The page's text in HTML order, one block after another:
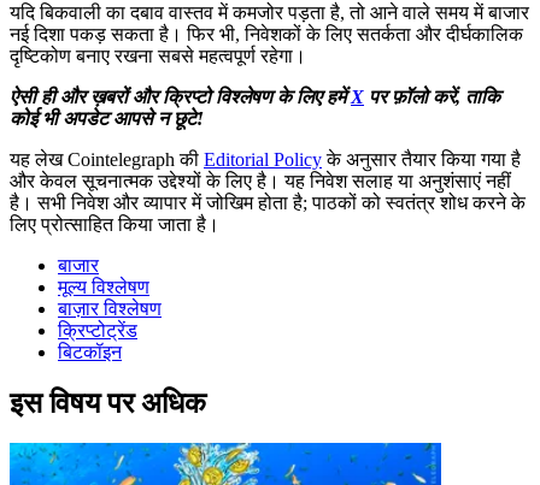
यदि बिकवाली का दबाव वास्तव में कमजोर पड़ता है, तो आने वाले समय में बाजार
नई दिशा पकड़ सकता है। फिर भी, निवेशकों के लिए सतर्कता और दीर्घकालिक
दृष्टिकोण बनाए रखना सबसे महत्वपूर्ण रहेगा।
ऐसी ही और ख़बरों और क्रिप्टो विश्लेषण के लिए हमेंX पर फ़ॉलो करें, ताकि
कोई भी अपडेट आपसे न छूटे!
यह लेख Cointelegraph की Editorial Policyके अनुसार तैयार किया गया है
और केवल सूचनात्मक उद्देश्यों के लिए है। यह निवेश सलाह या अनुशंसाएं नहीं
है। सभी निवेश और व्यापार में जोखिम होता है; पाठकों को स्वतंत्र शोध करने के
लिए प्रोत्साहित किया जाता है।
बाजार
मूल्य विश्लेषण
बाज़ार विश्लेषण
क्रिप्टोट्रेंड
बिटकॉइन
इस विषय पर अधिक